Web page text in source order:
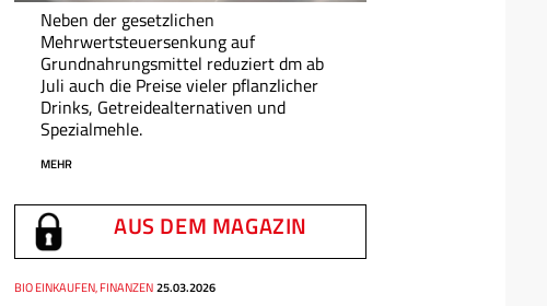
Neben der gesetzlichen
Mehrwertsteuersenkung auf
Grundnahrungsmittel reduziert dm ab
Juli auch die Preise vieler pflanzlicher
Drinks, Getreidealternativen und
Spezialmehle.
MEHR
AUS DEM MAGAZIN
Thema
BIO EINKAUFEN, FINANZEN
Datum 25.03.2026